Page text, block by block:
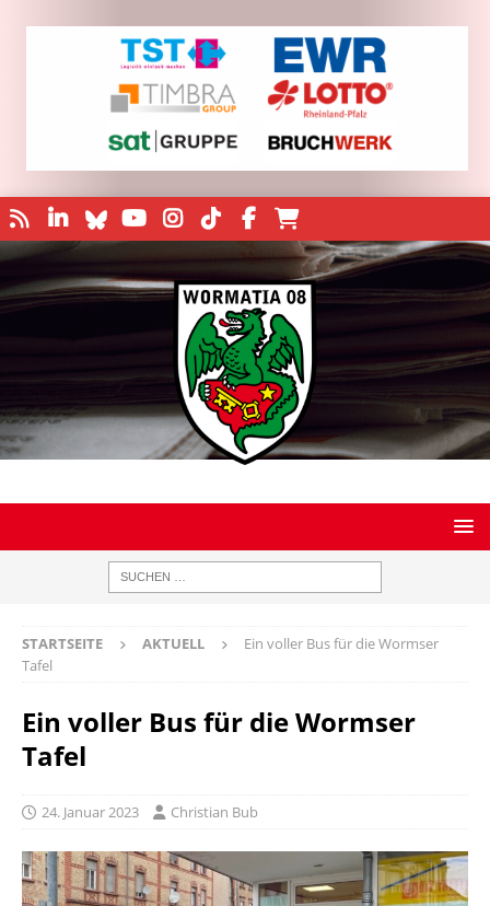
STARTSEITE AKTUELL
Ein voller Bus für die Wormser
Tafel
Ein voller Bus für die Wormser
Tafel
24. Januar 2023 Christian Bub